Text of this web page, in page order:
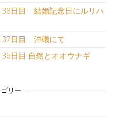
38日目 結婚記念日にルリハ
37日目 沖磯にて
日目 自然とオオウナギ
リー